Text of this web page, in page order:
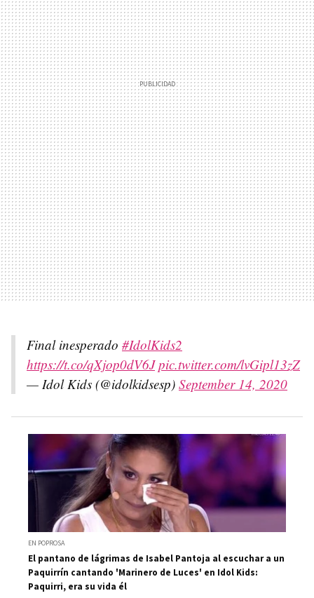
Final inesperado #IdolKids2
https://t.co/qXjop0dV6J pic.twitter.com/lvGipl13zZ
— Idol Kids (@idolkidsesp) September 14, 2020
EN POPROSA
El pantano de lágrimas de Isabel Pantoja al escuchar a un
Paquirrín cantando 'Marinero de Luces' en Idol Kids:
Paquirri, era su vida él